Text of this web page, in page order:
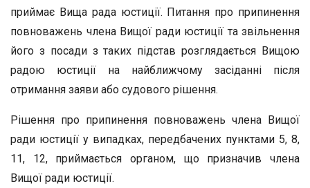
приймає Вища рада юстиції. Питання про припинення
повноважень члена Вищої ради юстиції та звільнення
його з посади з таких підстав розглядається Вищою
радою юстиції на найближчому засіданні після
отримання заяви або судового рішення.
Рішення про припинення повноважень члена Вищої
ради юстиції у випадках, передбачених пунктами 5, 8,
11, 12, приймається органом, що призначив члена
Вищої ради юстиції.